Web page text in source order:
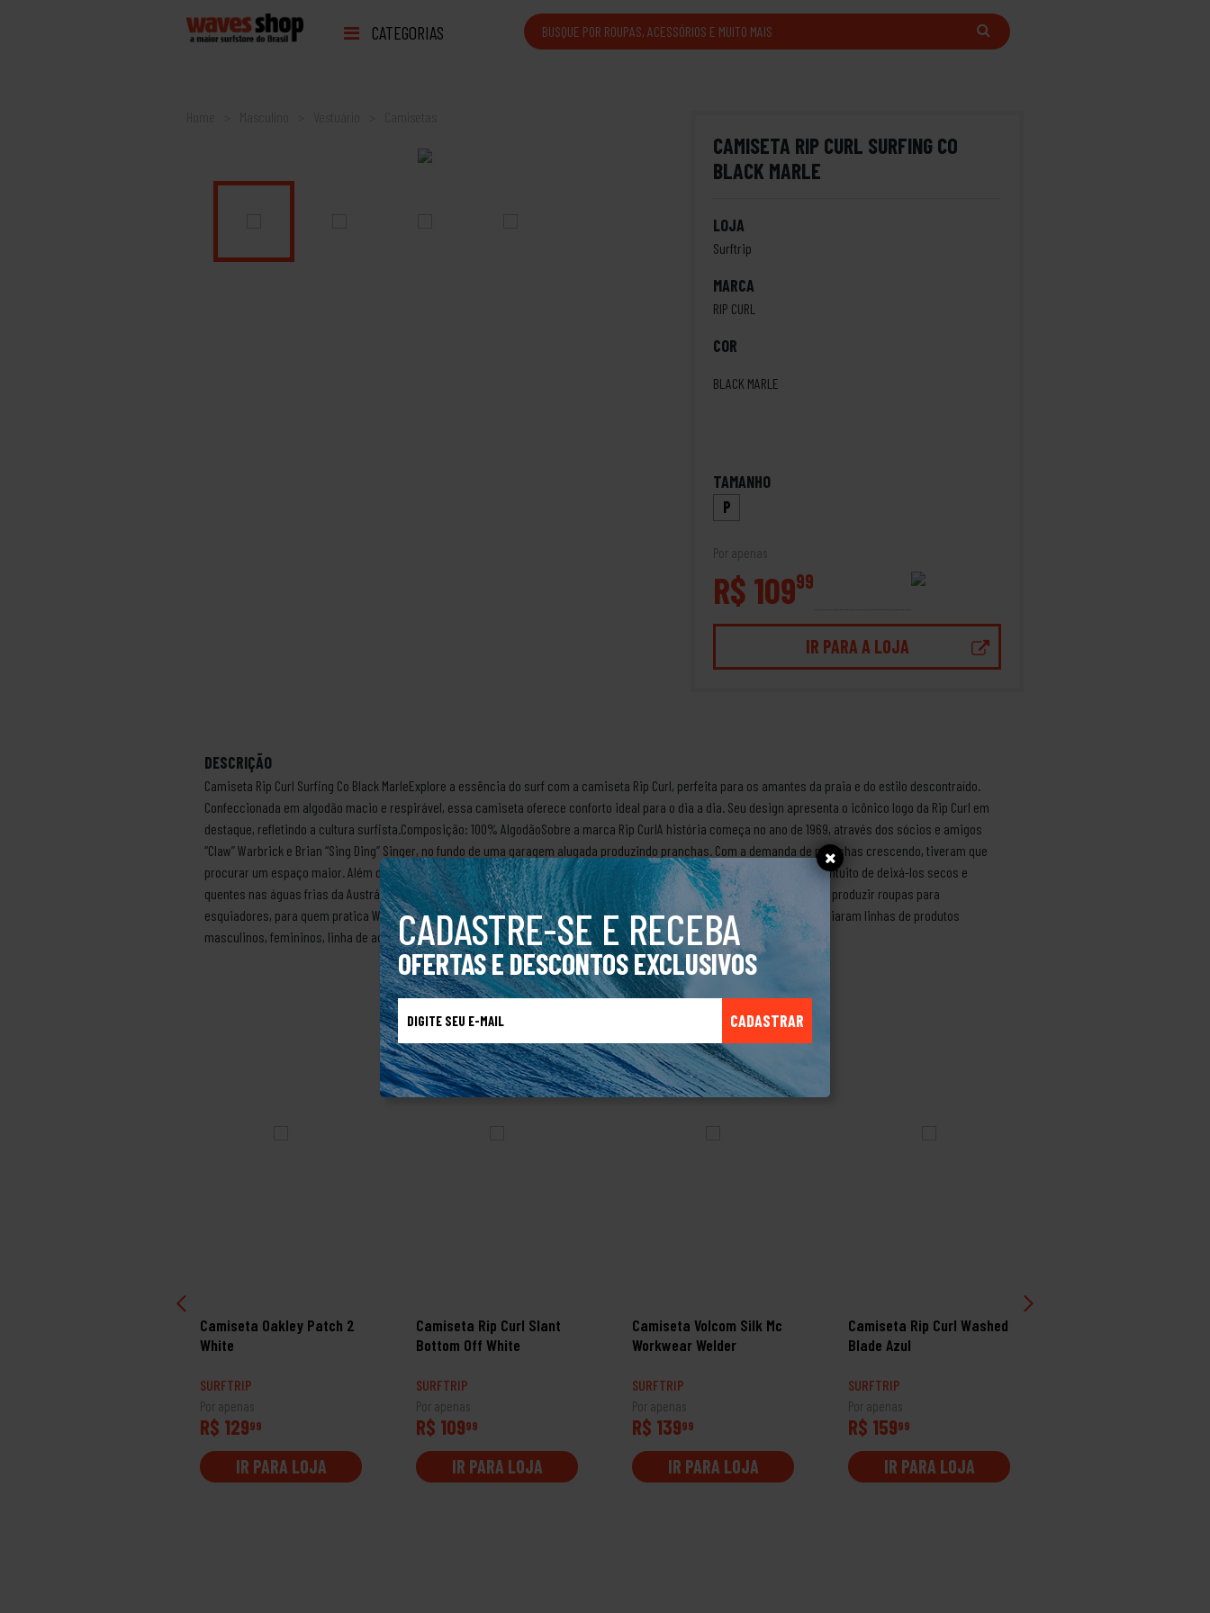
CADASTRE-SE E RECEBA
OFERTAS E DESCONTOS EXCLUSIVOS
CADASTRAR
CATEGORIAS
Home Camisetas
CAMISETA RIP CURL SURFING CO
BLACK MARLE
LOJA
Surftrip
MARCA
RIP CURL
COR
BLACK MARLE
TAMANHO
P
Por apenas
R$ 10999
IR PARA A LOJA
DESCRIÇÃO
Camiseta Rip Curl Surfing Co Black MarleExplore a essência do surf com a camiseta Rip Curl, perfeita para os amantes da praia e do estilo descontraído.
Confeccionada em algodão macio e respirável, essa camiseta oferece conforto ideal para o dia a dia. Seu design apresenta o icônico logo da Rip Curl em
destaque, refletindo a cultura surfista.Composição: 100% AlgodãoSobre a marca Rip CurlA história começa no ano de 1969, através dos sócios e amigos
“Claw” Warbrick e Brian “Sing Ding” Singer, no fundo de uma garagem alugada produzindo pranchas. Com a demanda de pranchas crescendo, tiveram que
procurar um espaço maior. Além das pranchas, começaram a fabricar roupas de borracha (wetsuits) para surfistas com intuito de deixá-los secos e
quentes nas águas frias da Austrália.Com o tempo foram adquirindo técnicas e aperfeiçoando suas criações, passando a produzir roupas para
esquiadores, para quem pratica Windsurf, snowboard e navegadores, ampliando seu mercado. Eles não pararam por aí, criaram linhas de produtos
masculinos, femininos, linha de acessório e muito mais.Produto Original.
TALVEZ VOCÊ TAMBÉM GOSTE
Camiseta Oakley Patch 2
White
SURFTRIP
Por apenas
R$ 12999
IR PARA LOJA
Camiseta Rip Curl Slant
Bottom Off White
SURFTRIP
Por apenas
R$ 10999
IR PARA LOJA
Camiseta Volcom Silk Mc
Workwear Welder
SURFTRIP
Por apenas
R$ 13999
IR PARA LOJA
Camiseta Rip Curl Washed
Blade Azul
SURFTRIP
Por apenas
R$ 15999
IR PARA LOJA